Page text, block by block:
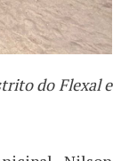
do Flexal e